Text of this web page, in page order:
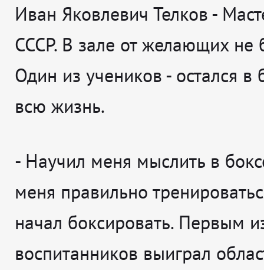
Иван Яковлевич Телков -
СССР. В зале от желающих не
Один из учеников - остался в
всю жизнь.
- Научил меня мыслить в
меня правильно
начал боксировать. Первым
воспитанников выиграл